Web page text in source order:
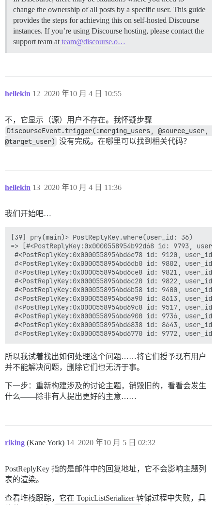
change the ownership of all posts by a specific user. This guide
provides the steps for achieving this on self-hosted Discourse
instances. If you’re using Discourse hosting, please contact the
support team atteam@discourse.o…
hellekin 2020 年10 月 4 日 10:55
12
不，它显示（源）用户不存在。我怀疑步骤
DiscourseEvent.trigger(:merging_users, @source_user,
@target_user) 没有完成。在哪里可以找到相关代码？
hellekin 2020 年10 月 4 日 11:36
13
我们开始吧…
[39] pry(main)> PostReplyKey.where(user_id: 36)
=> [#<PostReplyKey:0x0000558954b92d68 id: 9793,
#<PostReplyKey:0x0000558954bd6e78 id: 9120,
#<PostReplyKey:0x0000558954bd6db0 id: 9802,
#<PostReplyKey:0x0000558954bd6ce8 id: 9821,
#<PostReplyKey:0x0000558954bd6c20 id: 9822,
#<PostReplyKey:0x0000558954bd6b58 id: 9400,
#<PostReplyKey:0x0000558954bd6a90 id: 8613,
#<PostReplyKey:0x0000558954bd69c8 id: 9517,
#<PostReplyKey:0x0000558954bd6900 id: 9736,
#<PostReplyKey:0x0000558954bd6838 id: 8643,
所以我试着找出如何处理这个问题……将它们授予现有用户
并不能解决问题，删除它们也无济于事。
下一步：重新构建涉及的讨论主题，销毁旧的，看看会发生
什么——除非有人提出更好的主意……
riking (Kane York) 2020 年10 月 5 日 02:32
14
PostReplyKey 指的是邮件中的回复地址，它不会影响主题列
表的渲染。
查看堆栈跟踪，它在 TopicListSerializer 转储过程中失败，具